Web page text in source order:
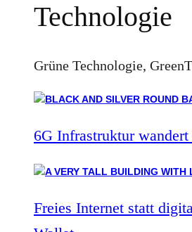
Technologie
Grüne Technologie,
6G Infrastruktur
Freies Internet statt